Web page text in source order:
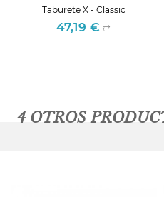
Taburete X - Classic
Precio
47,19 €
4 OTROS